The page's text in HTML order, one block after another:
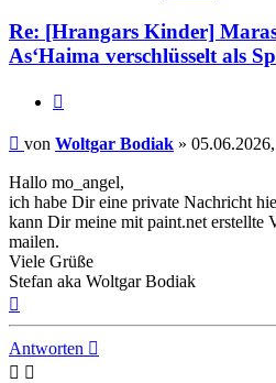
Re: [Hrangars Kinder]
As‘Haima verschlüsselt als
Beitrag
von Woltgar Bodiak »
Hallo mo_angel,
ich habe Dir eine private Nachricht
kann Dir meine mit paint.net erstellte
mailen.
Viele Grüße
Stefan aka Woltgar Bodiak
Antworten